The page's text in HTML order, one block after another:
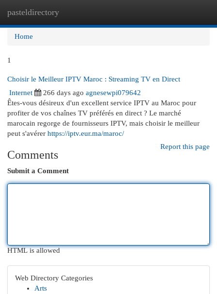
pasteldirectory
Home
1
Choisir le Meilleur IPTV Maroc : Streaming TV en Direct
Internet
266 days ago agnesewpi079642
Êtes-vous désireux d'un excellent service IPTV au Maroc pour
profiter de vos chaînes TV préférés en direct ? Le marché
marocain regorge de fournisseurs IPTV, mais choisir le meilleur
peut s'avérer https://iptv.eur.ma/maroc/
Report this page
Comments
Submit a Comment
HTML is allowed
Web Directory Categories
Arts